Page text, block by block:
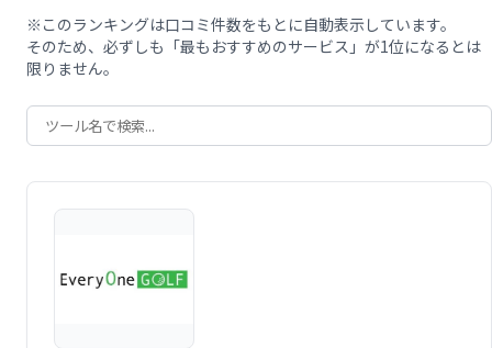
※このランキングは口コミ件数をもとに自動表示しています。
そのため、必ずしも「最もおすすめのサービス」が1位になるとは
限りません。